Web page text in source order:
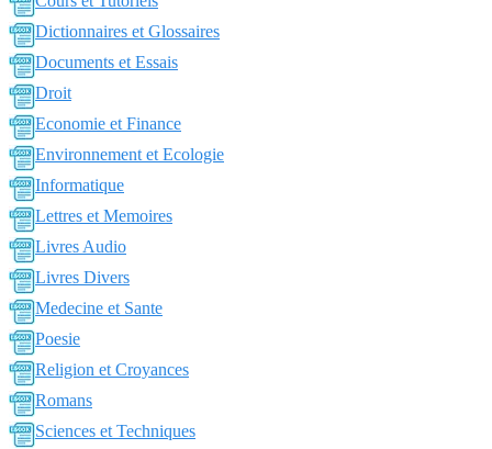
Dictionnaires et Glossaires
Documents et Essais
Droit
Economie et Finance
Environnement et Ecologie
Informatique
Lettres et Memoires
Livres Audio
Livres Divers
Medecine et Sante
Poesie
Religion et Croyances
Romans
Sciences et Techniques